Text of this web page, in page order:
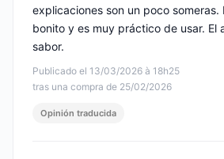
Publicado el 13/03/2026 à 18h25
tras una compra de 25/02/2026
explicaciones son un poco someras.
bonito y es muy práctico de usar. El
sabor.
Opinión traducida